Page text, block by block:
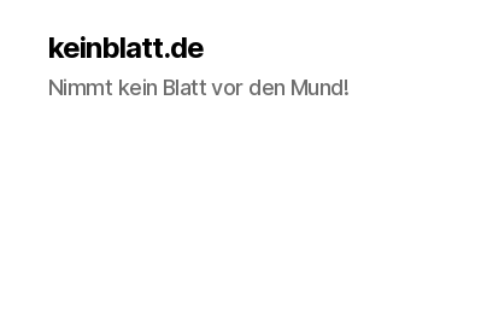
keinblatt.de
Nimmt kein Blatt vor den Mund!